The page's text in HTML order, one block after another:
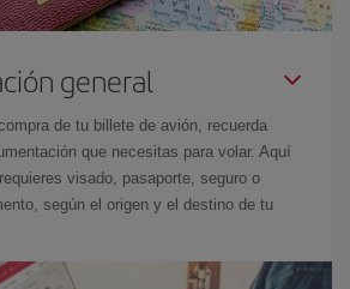
general
de tu billete de avión, recuerda
que necesitas para volar. Aquí
visado, pasaporte, seguro o
según el origen y el destino de tu